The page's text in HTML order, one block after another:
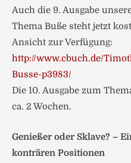
Auch die 9. Ausgabe
Thema Buße steht jetzt
Ansicht zur Verfügung:
http://www.cbuch.de/
Busse-p3983/
Die 10. Ausgabe zum
ca. 2 Wochen.
Genießer oder Sklave? –
konträren Positionen